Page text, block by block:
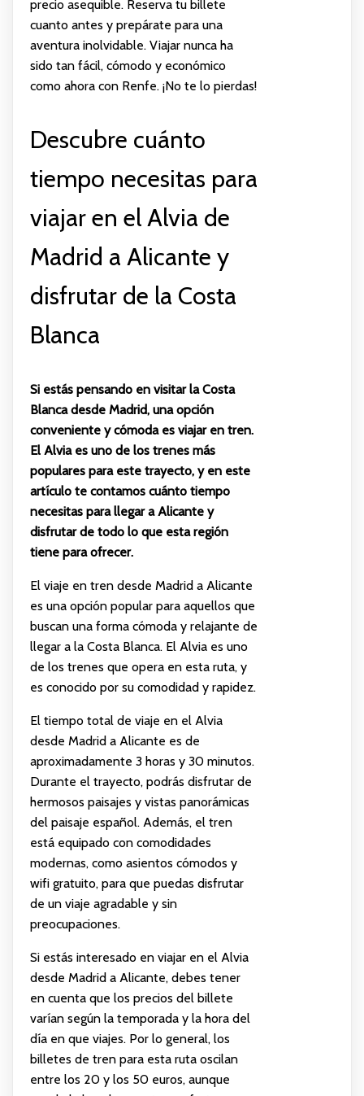
precio asequible. Reserva tu billete
cuanto antes y prepárate para una
aventura inolvidable. Viajar nunca ha
sido tan fácil, cómodo y económico
como ahora con Renfe. ¡No te lo pierdas!
Descubre cuánto
tiempo necesitas para
viajar en el Alvia de
Madrid a Alicante y
disfrutar de la Costa
Blanca
Si estás pensando en visitar la Costa
Blanca desde Madrid, una opción
conveniente y cómoda es viajar en tren.
El Alvia es uno de los trenes más
populares para este trayecto, y en este
artículo te contamos cuánto tiempo
necesitas para llegar a Alicante y
disfrutar de todo lo que esta región
tiene para ofrecer.
El viaje en tren desde Madrid a Alicante
es una opción popular para aquellos que
buscan una forma cómoda y relajante de
llegar a la Costa Blanca. El Alvia es uno
de los trenes que opera en esta ruta, y
es conocido por su comodidad y rapidez.
El tiempo total de viaje en el Alvia
desde Madrid a Alicante es de
aproximadamente 3 horas y 30 minutos.
Durante el trayecto, podrás disfrutar de
hermosos paisajes y vistas panorámicas
del paisaje español. Además, el tren
está equipado con comodidades
modernas, como asientos cómodos y
wifi gratuito, para que puedas disfrutar
de un viaje agradable y sin
preocupaciones.
Si estás interesado en viajar en el Alvia
desde Madrid a Alicante, debes tener
en cuenta que los precios del billete
varían según la temporada y la hora del
día en que viajes. Por lo general, los
billetes de tren para esta ruta oscilan
entre los 20 y los 50 euros, aunque